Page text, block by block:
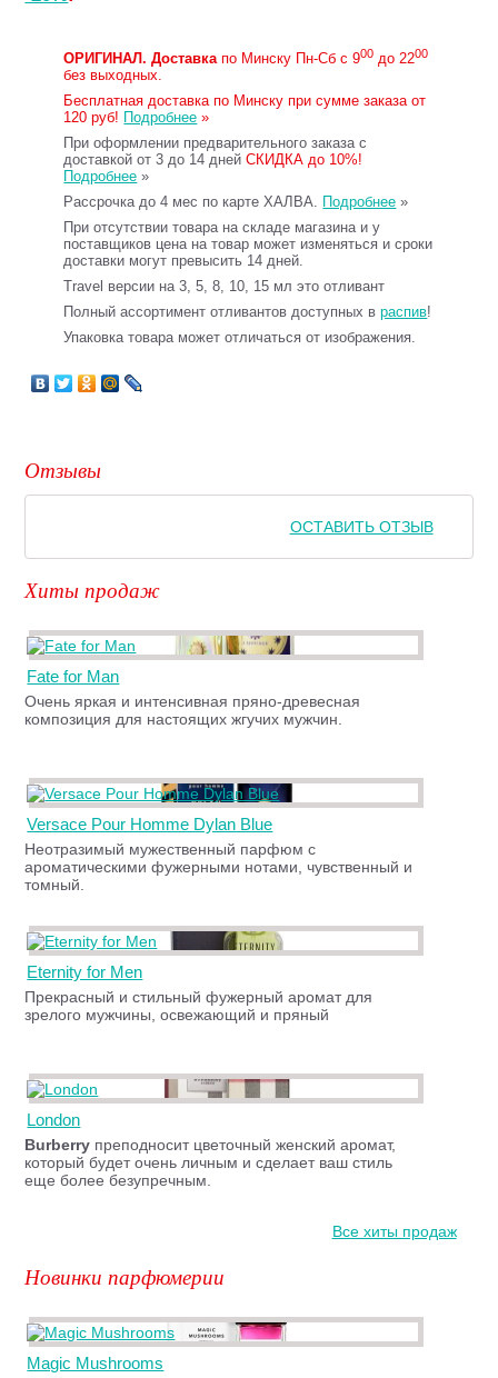
ОРИГИНАЛ. Доставкапо Минску Пн-Сб с 900 до 2200
без выходных.
Бесплатная доставка по Минску при сумме заказа от
120 руб! Подробнее »
При оформлении предварительного заказа с
доставкой от 3 до 14 днейСКИДКА до 10%!
Подробнее »
Рассрочка до 4 мес по карте ХАЛВА. Подробнее »
При отсутствии товара на складе магазина и у
поставщиков цена на товар может изменяться и сроки
доставки могут превысить 14 дней.
Travel версии на 3, 5, 8, 10, 15 мл это отливант
Полный ассортимент отливантов доступных враспив!
Упаковка товара может отличаться от изображения.
Отзывы
ОСТАВИТЬ ОТЗЫВ
Хиты продаж
Fate for Man
Очень яркая и интенсивная пряно-древесная
композиция для настоящих жгучих мужчин.
Versace Pour Homme Dylan Blue
Неотразимый мужественный парфюм с
ароматическими фужерными нотами, чувственный и
томный.
Eternity for Men
Прекрасный и стильный фужерный аромат для
зрелого мужчины, освежающий и пряный
London
Burberry преподносит цветочный женский аромат,
который будет очень личным и сделает ваш стиль
еще более безупречным.
Все хиты продаж
Новинки парфюмерии
Magic Mushrooms